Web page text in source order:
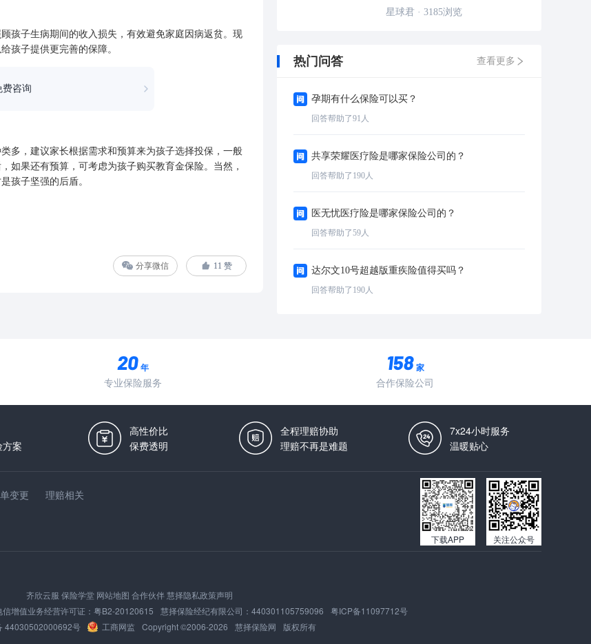
子生病期间的收入损失，有效避免家庭因病返贫。现
孩子提供更完善的保障。
费咨询
多，建议家长根据需求和预算来为孩子选择投保，一般
如果还有预算，可考虑为孩子购买教育金保险。当然，
孩子坚强的后盾。
分享微信 11 赞
星球君 · 3185浏览
热门问答 查看更多
孕期有什么保险可以买？
回答帮助了91 人
共享荣耀医疗险是哪家保险公司的？
回答帮助了 190人
医无忧医疗险是哪家保险公司的？
回答帮助了59人
达尔文10号超越版重疾险值得买吗？
回答帮助了 190人
年
专业保险服务
家
合作保险公司
案
高性价比
保费透明
全程理赔协助
理赔不再是难题
7x24小时服务
温暖贴心
变更
理赔相关
下载APP 关注公众号
齐欣云服 保险学堂 网站地图 合作伙伴 慧择隐私政策声明
信增值业务经营许可证： 粤B2-20120615 慧择保险经纪有限公司： 440301105759096
粤ICP备11097712号
44030502000692号
工商网监 Copyright ©2006-2026 慧择保险网 版权所有